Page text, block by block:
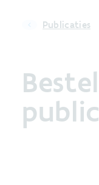
Publicaties